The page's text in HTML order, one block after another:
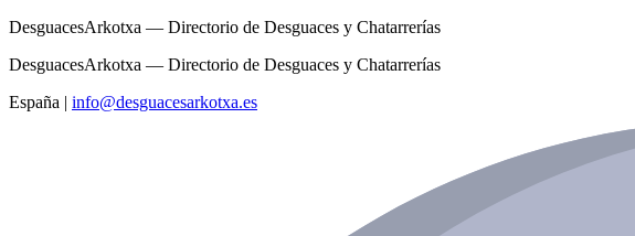
DesguacesArkotxa — Directorio de Desguaces y Chatarrerías
DesguacesArkotxa — Directorio de Desguaces y Chatarrerías
España | info@desguacesarkotxa.es